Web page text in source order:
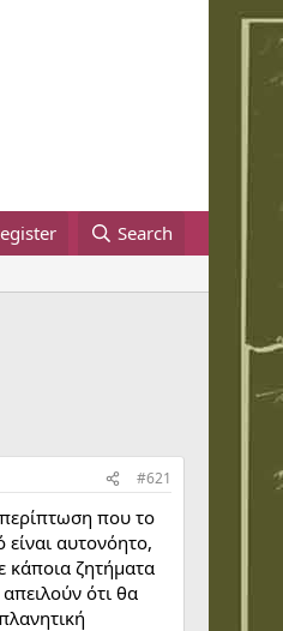
Search
#621
περίπτωση που το
αυτονόητο,
κάποια ζητήματα
ότι θα